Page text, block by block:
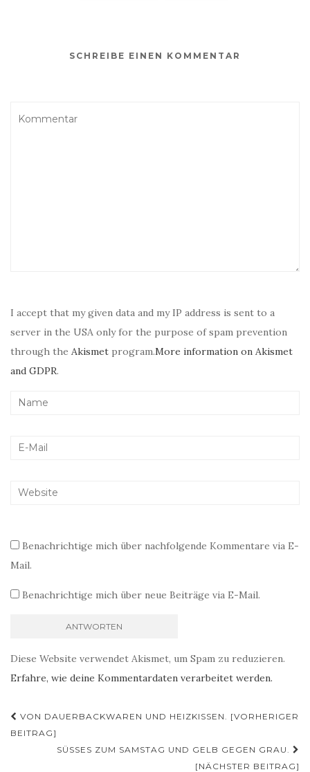
SCHREIBE EINEN KOMMENTAR
I accept that my given data and my IP address is sent to a
server in the USA only for the purpose of spam prevention
through the Akismet program.More information on Akismet
and GDPR.
Benachrichtige mich über nachfolgende Kommentare via E-
Mail.
Benachrichtige mich über neue Beiträge via E-Mail.
Diese Website verwendet Akismet, um Spam zu reduzieren.
Erfahre, wie deine Kommentardaten verarbeitet werden.
Beitragsnavigation
VON DAUERBACKWAREN UND HEIZKISSEN. [VORHERIGER
BEITRAG]
SÜSSES ZUM SAMSTAG UND GELB GEGEN GRAU.
[NÄCHSTER BEITRAG]